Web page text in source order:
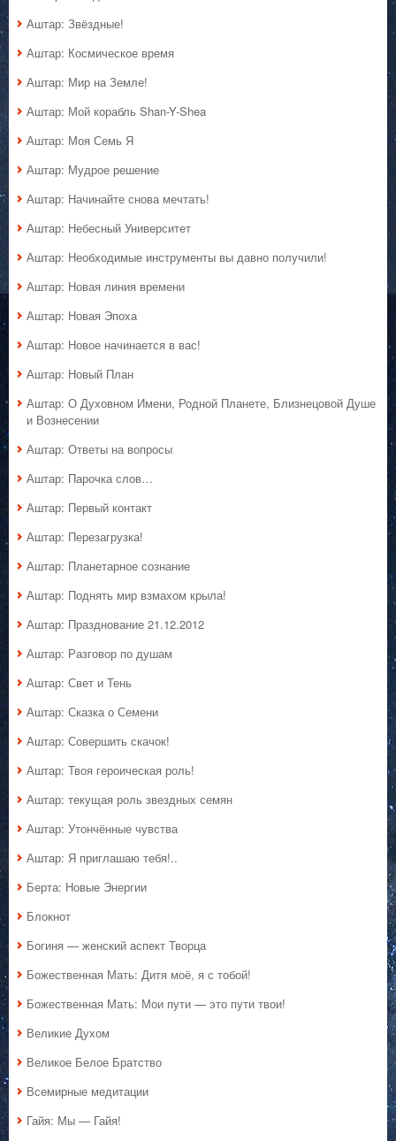
Аштар: Звёздные!
Аштар: Космическое время
Аштар: Мир на Земле!
Аштар: Мой корабль Shan-Y-Shea
Аштар: Моя Семь Я
Аштар: Мудрое решение
Аштар: Начинайте снова мечтать!
Аштар: Небесный Университет
Аштар: Необходимые инструменты вы давно получили!
Аштар: Новая линия времени
Аштар: Новая Эпоха
Аштар: Новое начинается в вас!
Аштар: Новый План
Аштар: О Духовном Имени, Родной Планете, Близнецовой Душе
и Вознесении
Аштар: Ответы на вопросы
Аштар: Парочка слов…
Аштар: Первый контакт
Аштар: Перезагрузка!
Аштар: Планетарное сознание
Аштар: Поднять мир взмахом крыла!
Аштар: Празднование 21.12.2012
Аштар: Разговор по душам
Аштар: Свет и Тень
Аштар: Сказка о Семени
Аштар: Совершить скачок!
Аштар: Твоя героическая роль!
Аштар: текущая роль звездных семян
Аштар: Утончённые чувства
Аштар: Я приглашаю тебя!..
Берта: Новые Энергии
Блокнот
Богиня — женский аспект Творца
Божественная Мать: Дитя моё, я с тобой!
Божественная Мать: Мои пути — это пути твои!
Великие Духом
Великое Белое Братство
Всемирные медитации
Гайя: Мы — Гайя!